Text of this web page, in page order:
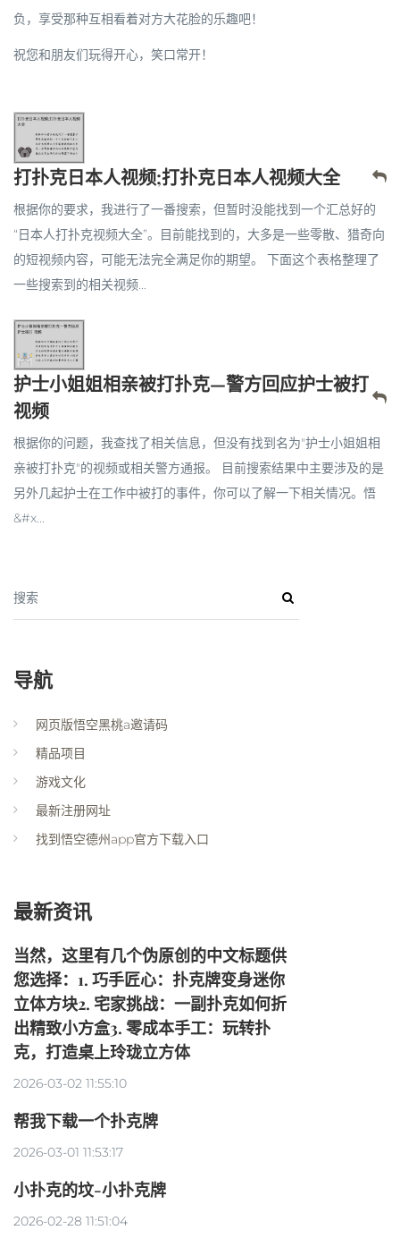
负，享受那种互相看着对方大花脸的乐趣吧！
祝您和朋友们玩得开心，笑口常开！
打扑克日本人视频;打扑克日本人视频大全
根据你的要求，我进行了一番搜索，但暂时没能找到一个汇总好的
“日本人打扑克视频大全”。目前能找到的，大多是一些零散、猎奇向
的短视频内容，可能无法完全满足你的期望。 下面这个表格整理了
一些搜索到的相关视频...
护士小姐姐相亲被打扑克—警方回应护士被打
视频
根据你的问题，我查找了相关信息，但没有找到名为"护士小姐姐相
亲被打扑克"的视频或相关警方通报。 目前搜索结果中主要涉及的是
另外几起护士在工作中被打的事件，你可以了解一下相关情况。悟
&#x...
搜索
导航
网页版悟空黑桃a邀请码
精品项目
游戏文化
最新注册网址
找到悟空德州app官方下载入口
最新资讯
当然，这里有几个伪原创的中文标题供
您选择：1. 巧手匠心：扑克牌变身迷你
立体方块2. 宅家挑战：一副扑克如何折
出精致小方盒3. 零成本手工：玩转扑
克，打造桌上玲珑立方体
2026-03-02 11:55:10
帮我下载一个扑克牌
2026-03-01 11:53:17
小扑克的坟-小扑克牌
2026-02-28 11:51:04